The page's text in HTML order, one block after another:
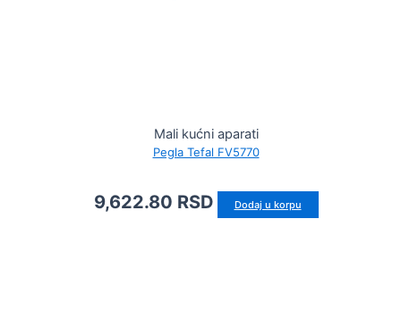
Mali kućni aparati
Pegla Tefal FV5770
9,622.80 RSD Dodaj u korpu